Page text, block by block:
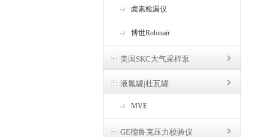
卤素检漏仪
博世Robinair
美国SKC大气采样泵
液氮罐|杜瓦罐
MVE
GE德鲁克压力校验仪